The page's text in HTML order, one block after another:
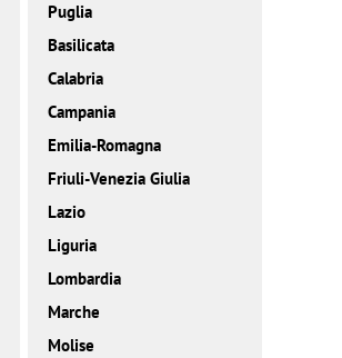
Puglia
Basilicata
Calabria
Campania
Emilia-Romagna
Friuli-Venezia Giulia
Lazio
Liguria
Lombardia
Marche
Molise